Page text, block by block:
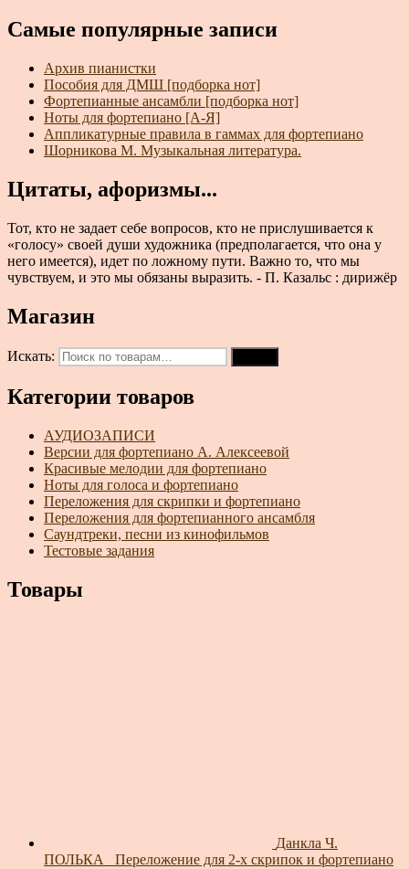
Самые популярные записи
Архив пианистки
Пособия для ДМШ [подборка нот]
Фортепианные ансамбли [подборка нот]
Ноты для фортепиано [А-Я]
Аппликатурные правила в гаммах для фортепиано
Шорникова М. Музыкальная литература.
Цитаты, афоризмы...
Тот, кто не задает себе вопросов, кто не прислушивается к
«голосу» своей души художника (предполагается, что она у
него имеется), идет по ложному пути. Важно то, что мы
чувствуем, и это мы обязаны выразить. - П. Казальс : дирижёр
Магазин
Искать:
Категории товаров
АУДИОЗАПИСИ
Версии для фортепиано А. Алексеевой
Красивые мелодии для фортепиано
Ноты для голоса и фортепиано
Переложения для скрипки и фортепиано
Переложения для фортепианного ансамбля
Саундтреки, песни из кинофильмов
Тестовые задания
Товары
Данкла Ч.
ПОЛЬКА_ Переложение для 2-х скрипок и фортепиано